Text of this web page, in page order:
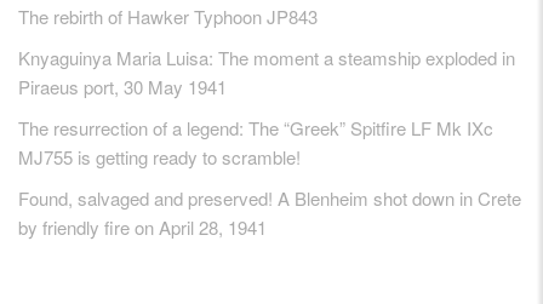
The rebirth of Hawker Typhoon JP843
Knyaguinya Maria Luisa: The moment a steamship exploded in
Piraeus port, 30 May 1941
The resurrection of a legend: The “Greek” Spitfire LF Mk IXc
MJ755 is getting ready to scramble!
Found, salvaged and preserved! A Blenheim shot down in Crete
by friendly fire on April 28, 1941